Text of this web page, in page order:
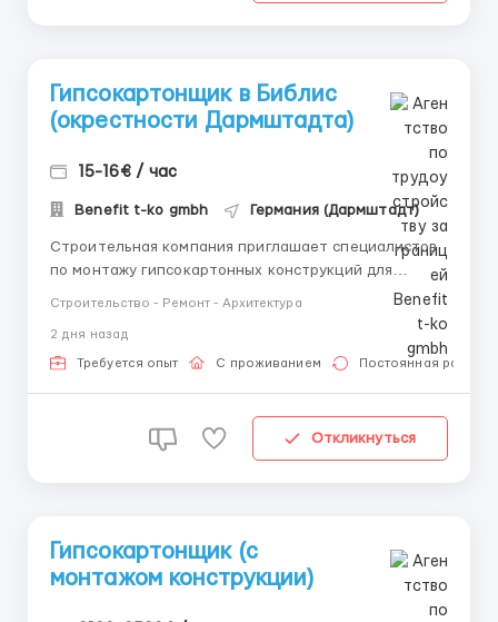
Гипсокартонщик в Библис
(окрестности Дармштадта)
15-16€ / час
Benefit t-ko gmbh Германия (Дармштадт)
Строительная компания приглашает специалистов
по монтажу гипсокартонных конструкций для
комфортные условия проживания. Основные
обязанности: Монтаж перегородок, стен и потолков
Строительство - Ремонт - Архитектура
2 дня назад
Требуется опыт С проживанием Постоянная работа
Откликнуться
Гипсокартонщик (с
монтажом конструкции)